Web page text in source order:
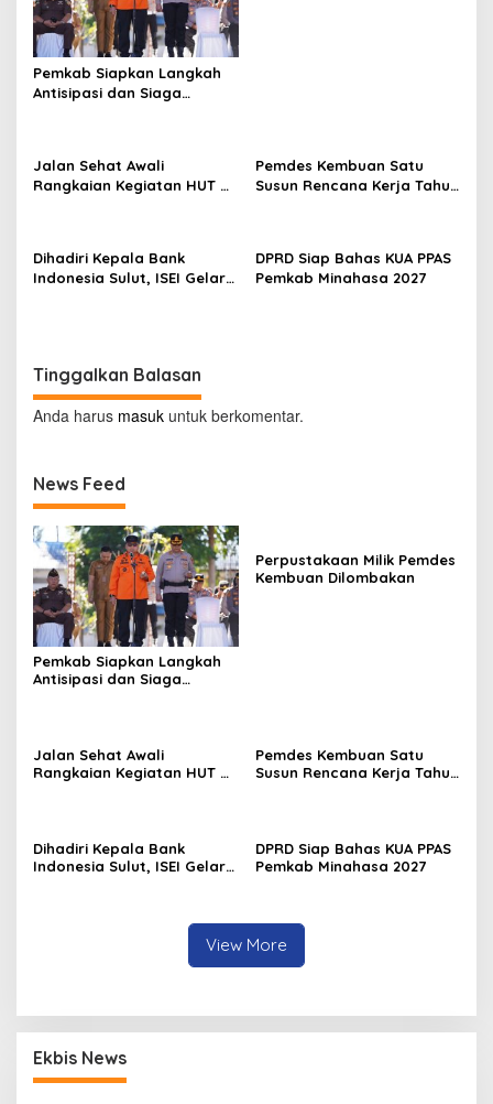
Pemkab Siapkan Langkah
Antisipasi dan Siaga
Jalan Sehat Awali
Rangkaian Kegiatan HUT RI
Pemdes Kembuan Satu
Susun Rencana Kerja Tahun
Dihadiri Kepala Bank
Indonesia Sulut, ISEI Gelar
DPRD Siap Bahas KUA PPAS
Pemkab Minahasa 2027
Tinggalkan Balasan
Anda harus masuk untuk berkomentar.
News Feed
Pemkab Siapkan Langkah
Antisipasi dan Siaga
Perpustakaan Milik Pemdes
Kembuan Dilombakan
Jalan Sehat Awali
Rangkaian Kegiatan HUT RI
Pemdes Kembuan Satu
Susun Rencana Kerja Tahun
Dihadiri Kepala Bank
Indonesia Sulut, ISEI Gelar
DPRD Siap Bahas KUA PPAS
Pemkab Minahasa 2027
View More
Ekbis News